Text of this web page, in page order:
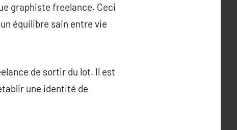
graphiste freelance. Ceci
équilibre sain entre vie
de sortir du lot. Il est
une identité de